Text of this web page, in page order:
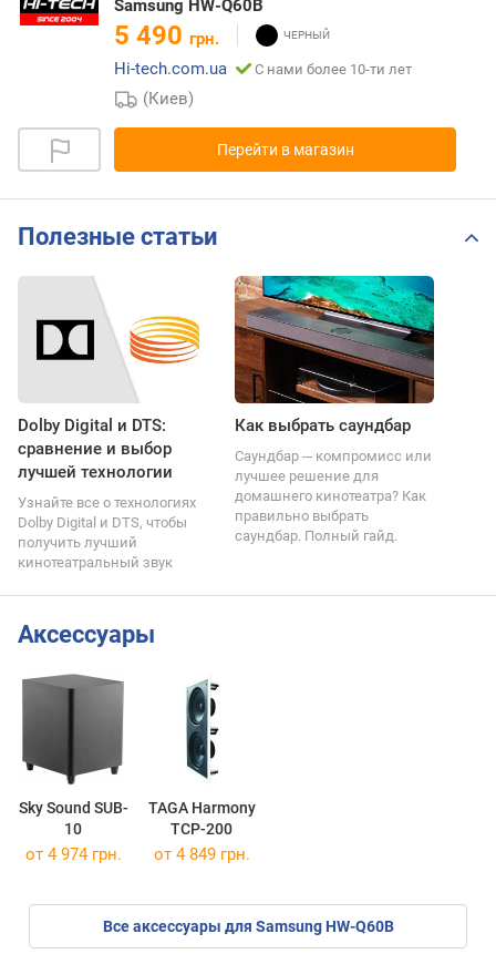
Samsung HW-Q60B
5 490 грн.
Hi-tech.com.ua
С нами более 10-ти лет
(Киев)
Перейти в магазин
Полезные статьи
Dolby Digital и DTS:
сравнение и выбор
лучшей технологии
Узнайте все о технологиях
Dolby Digital и DTS, чтобы
получить лучший
кинотеатральный звук
Как выбрать саундбар
Саундбар ─ компромисс или
лучшее решение для
домашнего кинотеатра? Как
правильно выбрать
саундбар. Полный гайд.
Аксессуары
Sky Sound SUB-
10
TAGA Harmony
TCP-200
от 4 974 грн. от 4 849 грн.
Все аксессуары для Samsung HW-Q60B